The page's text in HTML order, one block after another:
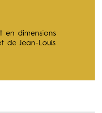
en dimensions
de Jean-Louis